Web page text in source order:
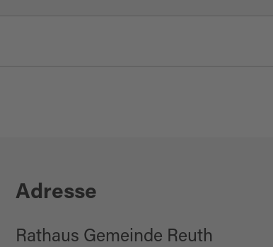
Adresse
Rathaus Gemeinde Reuth